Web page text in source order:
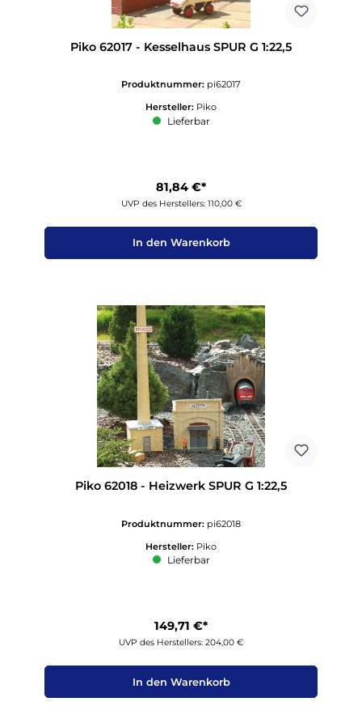
Piko 62017 - Kesselhaus SPUR G 1:22,5
Produktnummer: pi62017
Hersteller: Piko
Lieferbar
81,84 €*
UVP des Herstellers: 110,00 €
In den Warenkorb
Piko 62018 - Heizwerk SPUR G 1:22,5
Produktnummer: pi62018
Hersteller: Piko
Lieferbar
149,71 €*
UVP des Herstellers: 204,00 €
In den Warenkorb